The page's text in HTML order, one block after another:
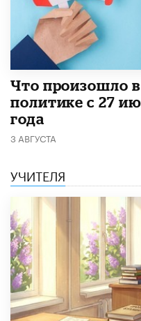
​Что произошло
политике с 27
года
3 АВГУСТА
УЧИТЕЛЯ